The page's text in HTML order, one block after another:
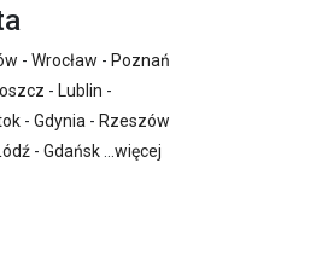
- Wrocław - Poznań
- Lublin -
- Gdynia - Rzeszów
- Gdańsk
więcej